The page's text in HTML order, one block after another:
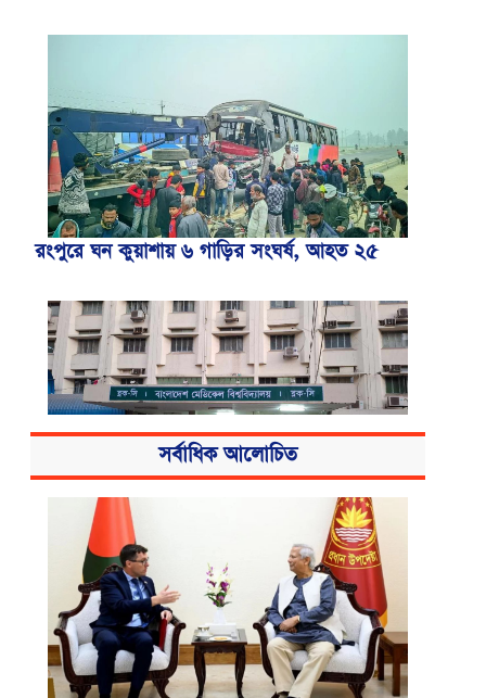
রংপুরে ঘন কুয়াশায় ৬ গাড়ির সংঘর্ষ, আহত ২৫
বিএসএমএমইউয়ের নতুন নাম বাংলাদেশ
মেডিকেল বিশ্ববিদ্যালয়
সর্বাধিক আলোচিত